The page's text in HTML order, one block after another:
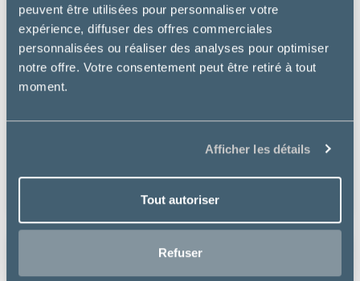
peuvent être utilisées pour personnaliser votre
expérience, diffuser des offres commerciales
personnalisées ou réaliser des analyses pour optimiser
notre offre. Votre consentement peut être retiré à tout
moment.
Afficher les détails
Tout autoriser
Refuser
7.99 €